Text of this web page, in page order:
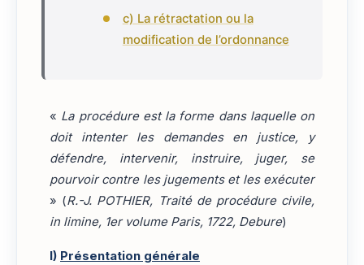
c) La rétractation ou la
modification de l’ordonnance
« La procédure est la forme dans laquelle on
doit intenter les demandes en justice, y
défendre, intervenir, instruire, juger, se
pourvoir contre les jugements et les exécuter
» (R.-J. POTHIER, Traité de procédure civile,
in limine, 1er volume Paris, 1722, Debure)
I) Présentation générale